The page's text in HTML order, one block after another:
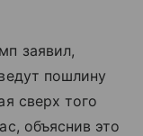
заявил,
пошлину
сверх того
объяснив это